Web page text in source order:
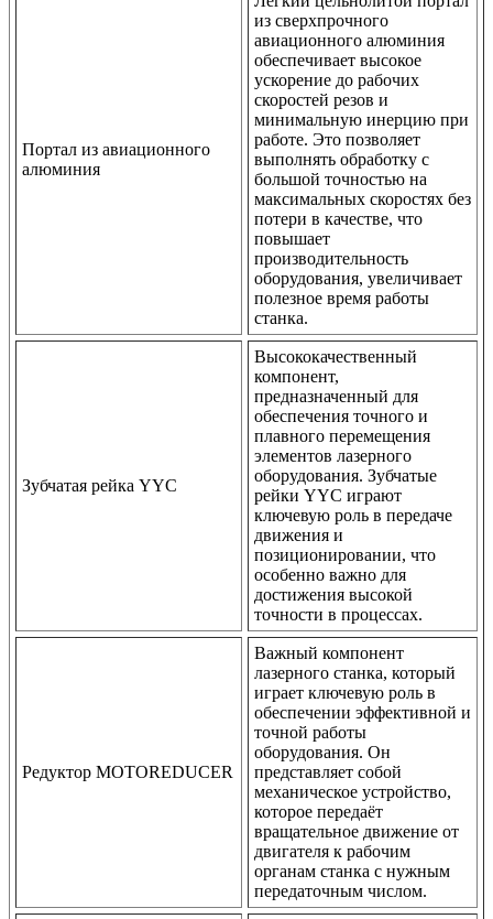
Портал из авиационного
алюминия
из сверхпрочного
авиационного алюминия
обеспечивает высокое
ускорение до рабочих
скоростей резов и
минимальную инерцию при
работе. Это позволяет
выполнять обработку с
большой точностью на
максимальных скоростях без
потери в качестве, что
повышает
производительность
оборудования, увеличивает
полезное время работы
станка.
Зубчатая рейка YYC
Высококачественный
компонент,
предназначенный для
обеспечения точного и
плавного перемещения
элементов лазерного
оборудования. Зубчатые
рейки YYC играют
ключевую роль в передаче
движения и
позиционировании, что
особенно важно для
достижения высокой
точности в процессах.
Редуктор MOTOREDUCER
Важный компонент
лазерного станка, который
играет ключевую роль в
обеспечении эффективной и
точной работы
оборудования. Он
представляет собой
механическое устройство,
которое передаёт
вращательное движение от
двигателя к рабочим
органам станка с нужным
передаточным числом.